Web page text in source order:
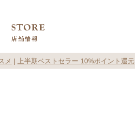
メ | 上半期ベストセラー 10%ポイント還元